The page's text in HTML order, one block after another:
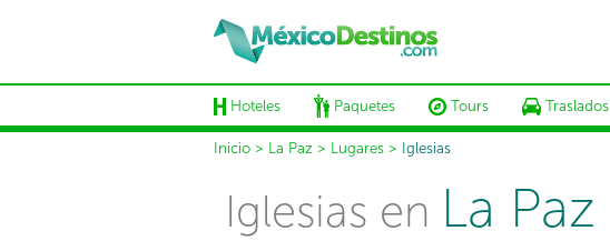
Hoteles Paquetes Tours Traslados
Inicio > La Paz > Lugares > Iglesias
Iglesias en La Paz